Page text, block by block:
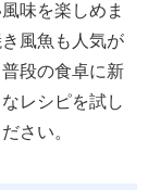
味を楽しめま
風魚も人気が
段の食卓に新
レシピを試し
さい。